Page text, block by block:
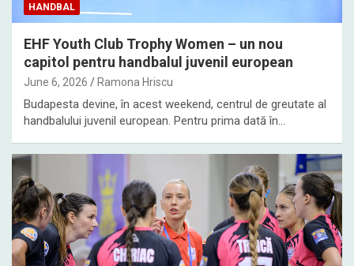
HANDBAL
EHF Youth Club Trophy Women – un nou
capitol pentru handbalul juvenil european
June 6, 2026 Ramona Hriscu
Budapesta devine, în acest weekend, centrul de greutate al
handbalului juvenil european. Pentru prima dată în…